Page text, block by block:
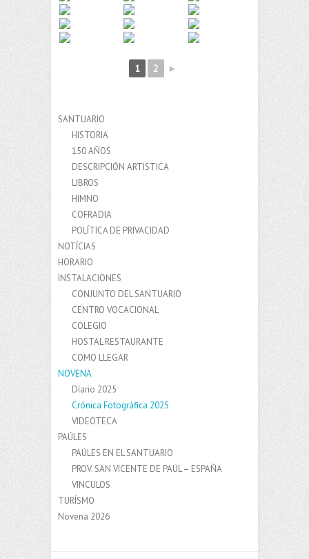
1 2 ►
SANTUARIO
HISTORIA
150 AÑOS
DESCRIPCIÓN ARTISTICA
LIBROS
HIMNO
COFRADIA
POLÍTICA DE PRIVACIDAD
NOTÍCIAS
HORARIO
INSTALACIONES
CONJUNTO DEL SANTUARIO
CENTRO VOCACIONAL
COLEGIO
HOSTAL RESTAURANTE
COMO LLEGAR
NOVENA
Díario 2025
Crónica Fotográfica 2025
VIDEOTECA
PAÚLES
PAÚLES EN EL SANTUARIO
PROV. SAN VICENTE DE PAÚL – ESPAÑA
VINCULOS
TURÍSMO
Novena 2026